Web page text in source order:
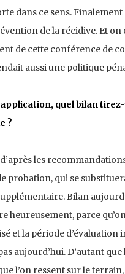
dans ce sens.
de la récidive. Et on
de cette conférence de
aussi une politique
quel bilan
?
les
probation, qui se
Bilan
parce
et la période d’évaluation
aujourd’hui. D’autant
l’on ressent sur le terrain,